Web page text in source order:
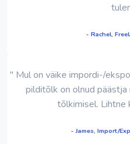
- Rachel,
" Mul on väike impordi-/
pilditõlk on olnud
tõlkimisel. Lihtne
- James, Import/